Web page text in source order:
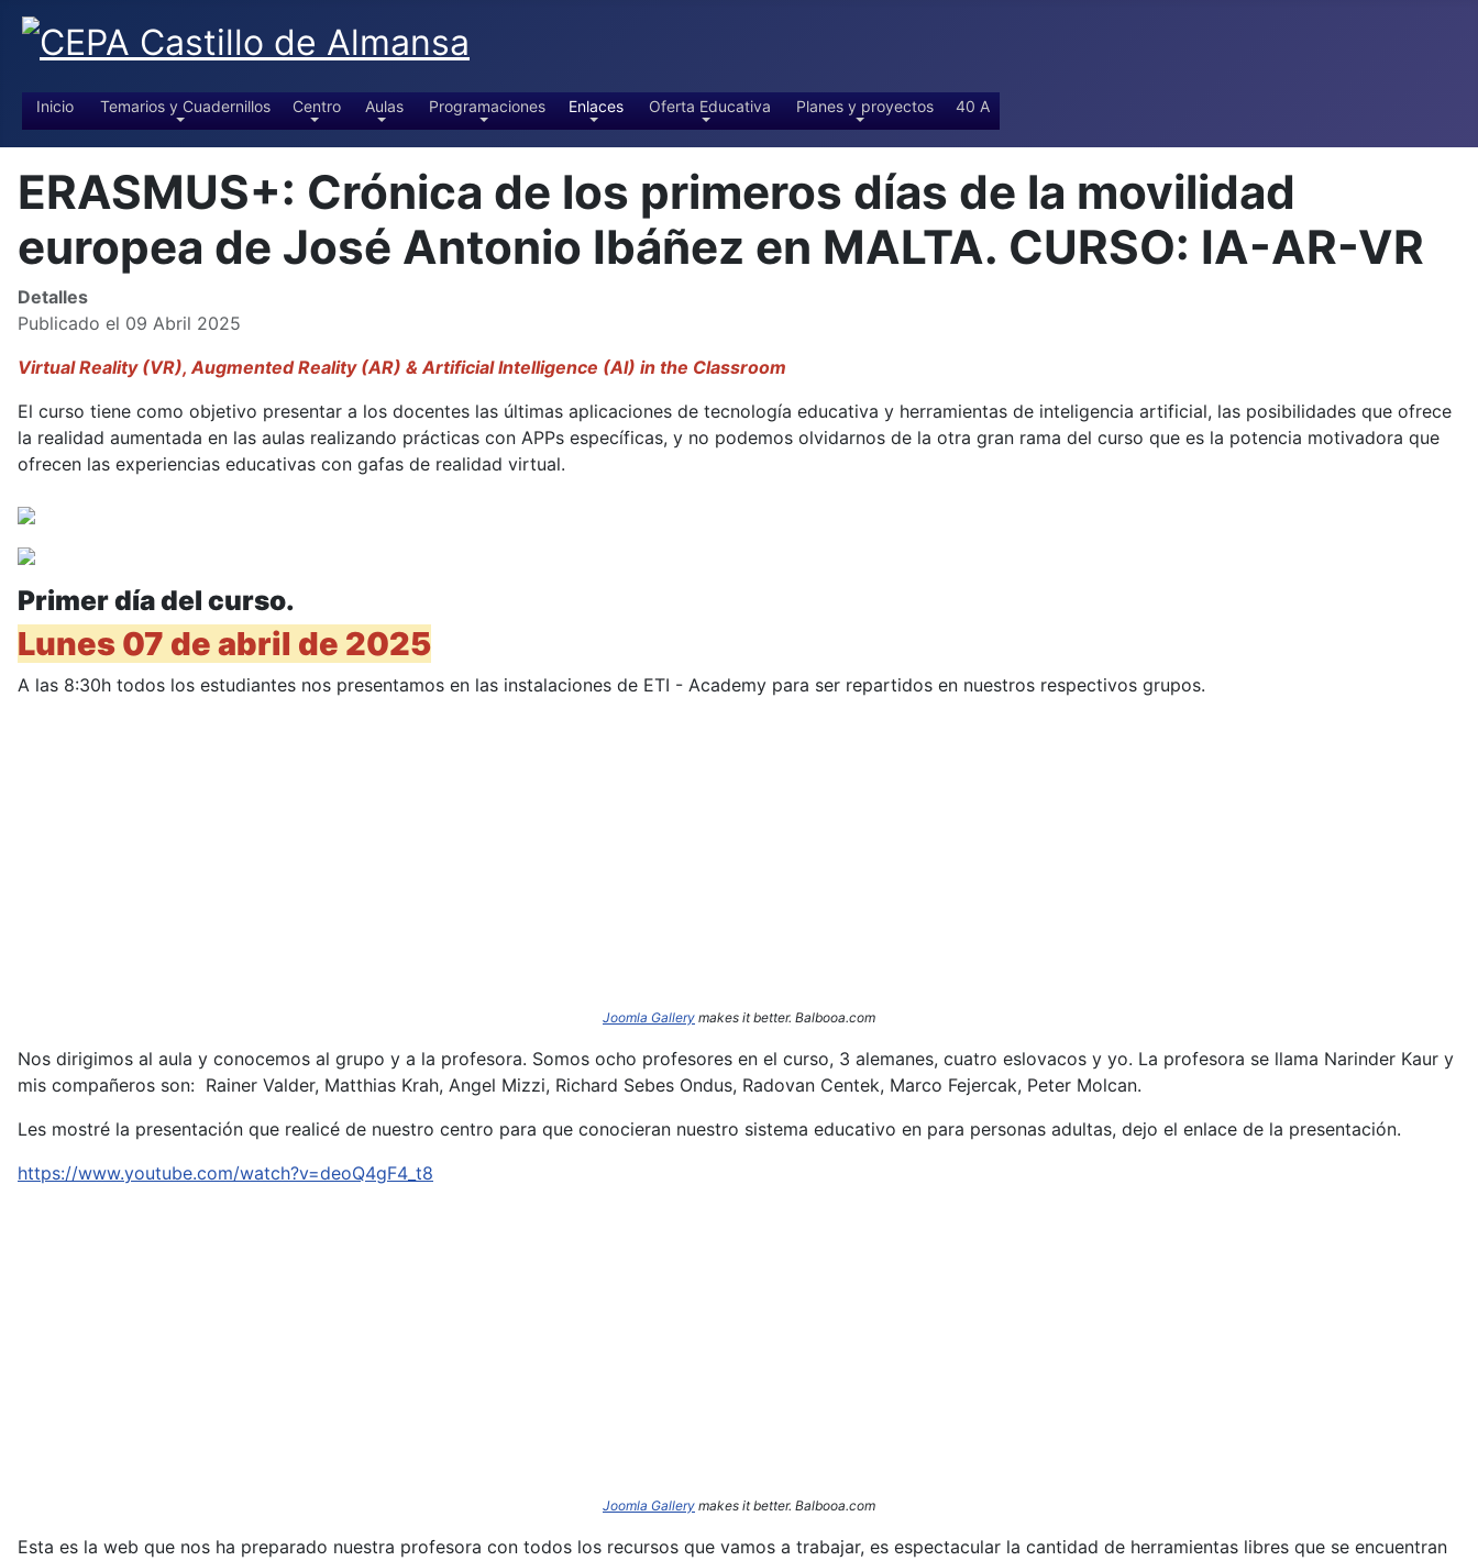
Inicio Temarios y Cuadernillos Centro Aulas Programaciones Enlaces Oferta Educativa Planes y proyectos 40 A
ERASMUS+: Crónica de los primeros días de la movilidad
europea de José Antonio Ibáñez en MALTA. CURSO: IA-AR-VR
Detalles
Publicado el 09 Abril 2025
Virtual Reality (VR), Augmented Reality (AR) & Artificial Intelligence (AI) in the Classroom
El curso tiene como objetivo presentar a los docentes las últimas aplicaciones de tecnología educativa y herramientas de inteligencia artificial, las posibilidades que ofrece
la realidad aumentada en las aulas realizando prácticas con APPs específicas, y no podemos olvidarnos de la otra gran rama del curso que es la potencia motivadora que
ofrecen las experiencias educativas con gafas de realidad virtual.
Primer día del curso.
Lunes 07 de abril de 2025
A las 8:30h todos los estudiantes nos presentamos en las instalaciones de ETI - Academy para ser repartidos en nuestros respectivos grupos.
Joomla Gallery makes it better. Balbooa.com
Nos dirigimos al aula y conocemos al grupo y a la profesora. Somos ocho profesores en el curso, 3 alemanes, cuatro eslovacos y yo. La profesora se llama Narinder Kaur y
mis compañeros son: Rainer Valder, Matthias Krah, Angel Mizzi, Richard Sebes Ondus, Radovan Centek, Marco Fejercak, Peter Molcan.
Les mostré la presentación que realicé de nuestro centro para que conocieran nuestro sistema educativo en para personas adultas, dejo el enlace de la presentación.
https://www.youtube.com/watch?v=deoQ4gF4_t8
Joomla Gallery makes it better. Balbooa.com
Esta es la web que nos ha preparado nuestra profesora con todos los recursos que vamos a trabajar, es espectacular la cantidad de herramientas libres que se encuentran